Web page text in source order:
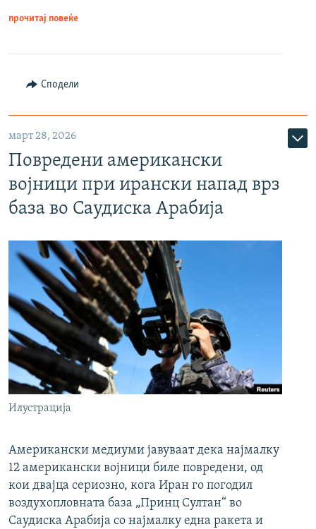
прочитај повеќе
Сподели
март 28, 2026
Повредени американски
војници при ирански напад врз
база во Саудиска Арабија
Илустрација
Американски медиуми јавуваат дека најмалку
12 американски војници биле повредени, од
кои двајца сериозно, кога Иран го погодил
воздухопловната база „Принц Султан“ во
Саудиска Арабија со најмалку една ракета и